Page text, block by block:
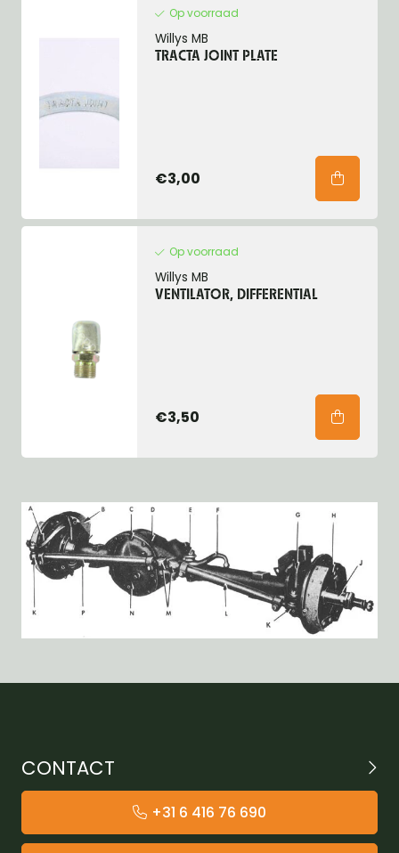
Op voorraad
Willys MB
TRACTA JOINT PLATE
€3,00
Op voorraad
Willys MB
VENTILATOR, DIFFERENTIAL
€3,50
CONTACT
+31 6 416 76 690